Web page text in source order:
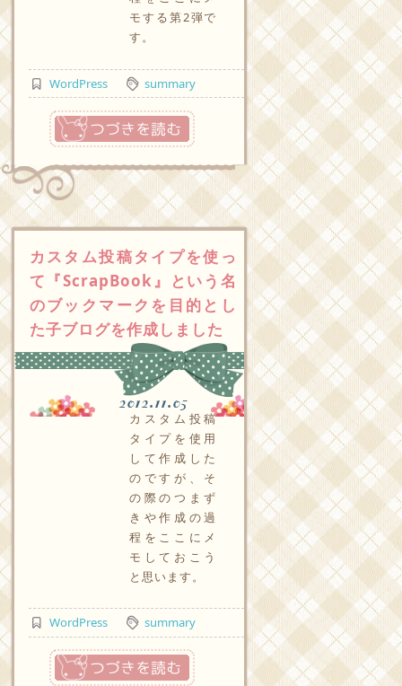
モする第2弾で
す。
WordPress summary
つづきを読む
カスタム投稿タイプを使っ
て『ScrapBook』という名
のブックマークを目的とし
た子ブログを作成しました
2012.11.05
カスタム投稿
タイプを使用
して作成した
のですが、そ
の際のつまず
きや作成の過
程をここにメ
モしておこう
と思います。
WordPress summary
つづきを読む